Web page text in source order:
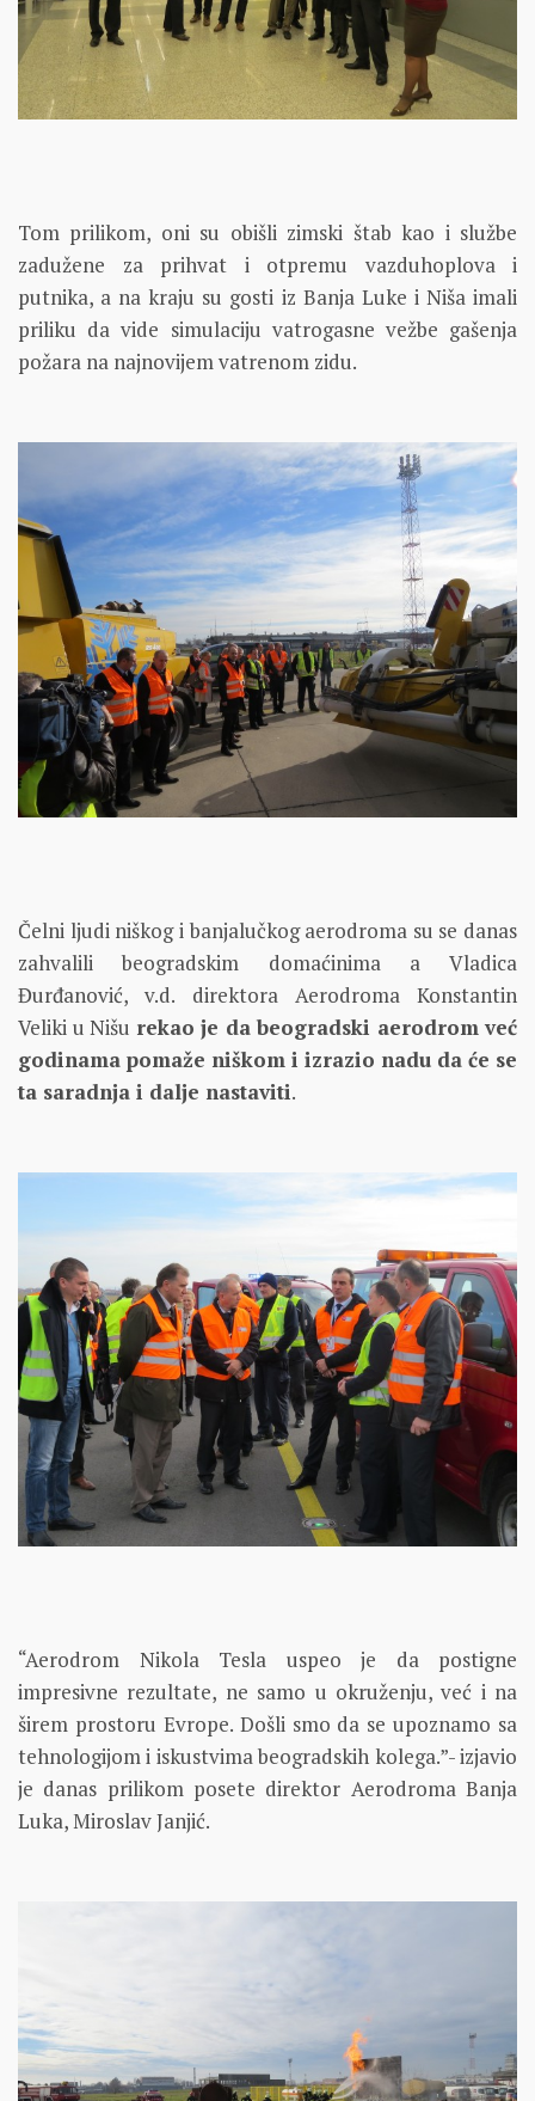
Tom prilikom, oni su obišli zimski štab kao i službe
zadužene za prihvat i otpremu vazduhoplova i
putnika, a na kraju su gosti iz Banja Luke i Niša imali
priliku da vide simulaciju vatrogasne vežbe gašenja
požara na najnovijem vatrenom zidu.
Čelni ljudi niškog i banjalučkog aerodroma su se danas
zahvalili beogradskim domaćinima a Vladica
Đurđanović, v.d. direktora Aerodroma Konstantin
Veliki u Nišu rekao je da beogradski aerodrom već
godinama pomaže niškom i izrazio nadu da će se
ta saradnja i dalje nastaviti.
“Aerodrom Nikola Tesla uspeo je da postigne
impresivne rezultate, ne samo u okruženju, već i na
širem prostoru Evrope. Došli smo da se upoznamo sa
tehnologijom i iskustvima beogradskih kolega.”- izjavio
je danas prilikom posete direktor Aerodroma Banja
Luka, Miroslav Janjić.